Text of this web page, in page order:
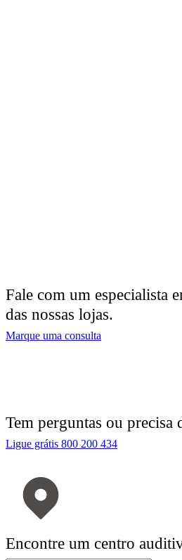
Fale com um especialista
das nossas lojas.
Marque uma consulta
Tem perguntas ou precisa
Ligue grátis 800 200 434
Encontre um centro